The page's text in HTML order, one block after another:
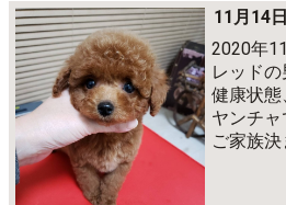
11月14
2020年
レッドの
健康状態
ヤンチ
ご家族決